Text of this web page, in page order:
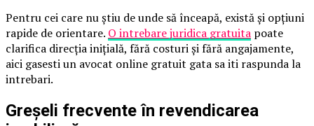
Pentru cei care nu știu de unde să înceapă, există și opțiuni
rapide de orientare. O intrebare juridica gratuita poate
clarifica direcția inițială, fără costuri și fără angajamente,
aici gasesti un avocat online gratuit gata sa iti raspunda la
intrebari.
Greșeli frecvente în revendicarea